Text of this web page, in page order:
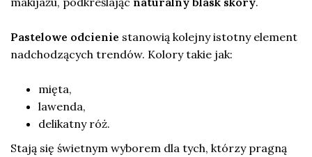
Pastelowe odcienie stanowią kolejny istotny element
nadchodzących trendów. Kolory takie jak:
mięta,
lawenda,
delikatny róż.
Stają się świetnym wyborem dla tych, którzy pragną